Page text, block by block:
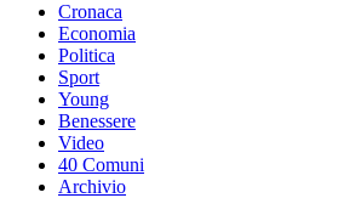
Cronaca
Economia
Politica
Sport
Young
Benessere
Video
40 Comuni
Archivio